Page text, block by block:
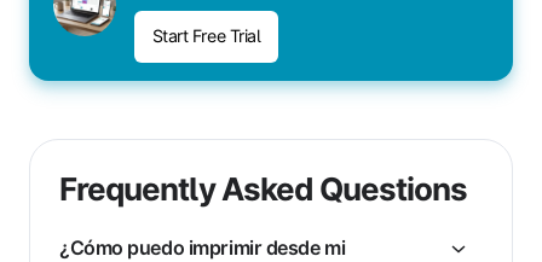
Start Free Trial
Frequently Asked Questions
¿Cómo puedo imprimir desde mi